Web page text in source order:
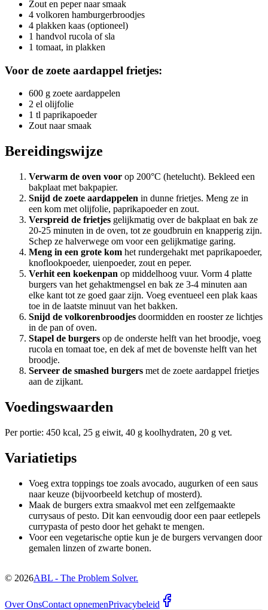
Zout en peper naar smaak
4 volkoren hamburgerbroodjes
4 plakken kaas (optioneel)
1 handvol rucola of sla
1 tomaat, in plakken
Voor de zoete aardappel frietjes:
600 g zoete aardappelen
2 el olijfolie
1 tl paprikapoeder
Zout naar smaak
Bereidingswijze
Verwarm de oven voor op 200°C (hetelucht). Bekleed een
bakplaat met bakpapier.
Snijd de zoete aardappelen in dunne frietjes. Meng ze in
een kom met olijfolie, paprikapoeder en zout.
Verspreid de frietjes gelijkmatig over de bakplaat en bak ze
20-25 minuten in de oven, tot ze goudbruin en knapperig zijn.
Schep ze halverwege om voor een gelijkmatige garing.
Meng in een grote kom het rundergehakt met paprikapoeder,
knoflookpoeder, uienpoeder, zout en peper.
Verhit een koekenpan op middelhoog vuur. Vorm 4 platte
burgers van het gehaktmengsel en bak ze 3-4 minuten aan
elke kant tot ze goed gaar zijn. Voeg eventueel een plak kaas
toe in de laatste minuut van het bakken.
Snijd de volkorenbroodjes doormidden en rooster ze lichtjes
in de pan of oven.
Stapel de burgers op de onderste helft van het broodje, voeg
rucola en tomaat toe, en dek af met de bovenste helft van het
broodje.
Serveer de smashed burgers met de zoete aardappel frietjes
aan de zijkant.
Voedingswaarden
Per portie: 450 kcal, 25 g eiwit, 40 g koolhydraten, 20 g vet.
Variatietips
Voeg extra toppings toe zoals avocado, augurken of een saus
naar keuze (bijvoorbeeld ketchup of mosterd).
Maak de burgers extra smaakvol met een zelfgemaakte
currysaus of pesto. Dit kan eenvoudig door een paar eetlepels
currypasta of pesto door het gehakt te mengen.
Voor een vegetarische optie kun je de burgers vervangen door
gemalen linzen of zwarte bonen.
© 2026ABL - The Problem Solver.
Over OnsContact opnemenPrivacybeleid